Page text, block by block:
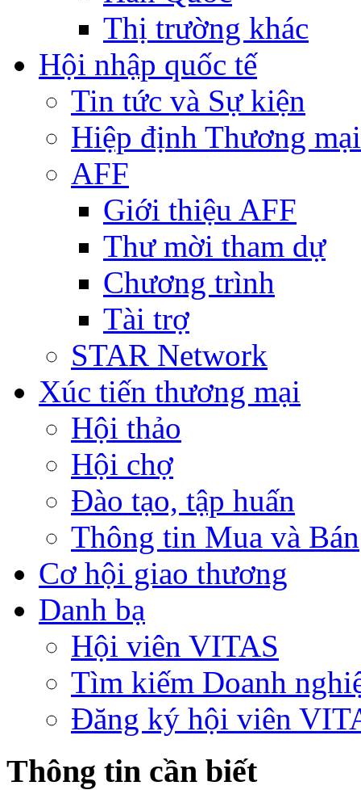
Thị trường khác
Hội nhập quốc tế
Tin tức và Sự kiện
Hiệp định Thương
AFF
Giới thiệu AFF
Thư mời tham dự
Chương trình
Tài trợ
STAR Network
Xúc tiến thương mại
Hội thảo
Hội chợ
Đào tạo, tập huấn
Thông tin Mua và Bán
Cơ hội giao thương
Danh bạ
Hội viên VITAS
Tìm kiếm Doanh
Đăng ký hội viên
Thông tin cần biết